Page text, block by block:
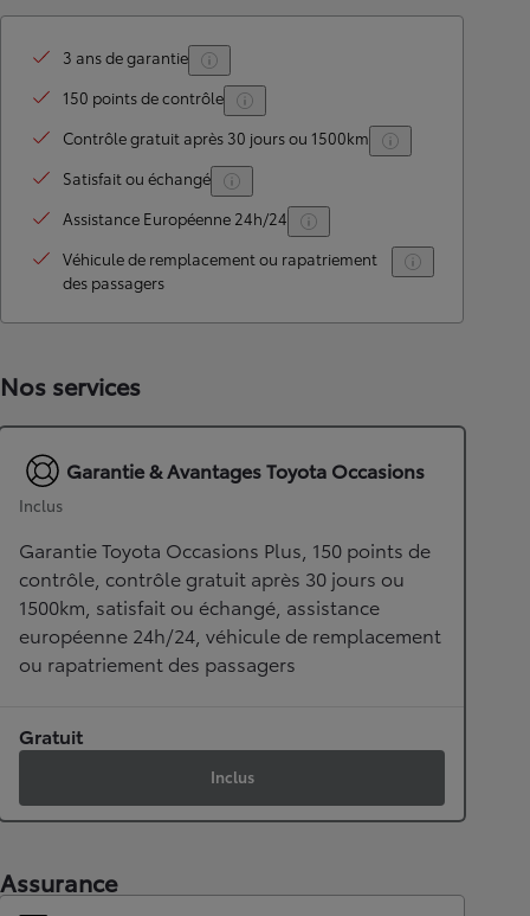
3 ans de garantie
150 points de contrôle
Contrôle gratuit après 30 jours ou 1500km
Satisfait ou échangé
Assistance Européenne 24h/24
Véhicule de remplacement ou rapatriement
des passagers
Nos services
Garantie & Avantages Toyota Occasions
Inclus
Garantie Toyota Occasions Plus, 150 points de
contrôle, contrôle gratuit après 30 jours ou
1500km, satisfait ou échangé, assistance
européenne 24h/24, véhicule de remplacement
ou rapatriement des passagers
Gratuit
Inclus
Assurance